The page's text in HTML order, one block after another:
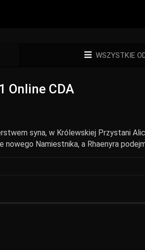
WSZYSTKIE
Online CDA
syna, w Królewskiej Przystani
Namiestnika, a Rhaenyra